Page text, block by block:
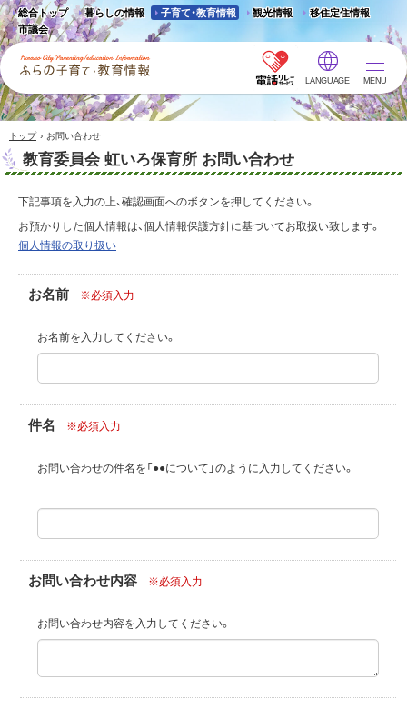
総合トップ 暮らしの情報 子育て・教育情報 観光情報
移住定住情報
市議会
ふらの子育て・教育情報 -
Furano City
Parenting/Education
Information
LANGUAGE MENU
トップ › お問い合わせ
教育委員会 虹いろ保育所 お問い合わせ
下記事項を入力の上、確認画面へのボタンを押してください。
お預かりした個人情報は、個人情報保護方針に基づいてお取扱い致します。
個人情報の取り扱い
お名前 ※必須入力
お名前を入力してください。
件名 ※必須入力
お問い合わせの件名を「●●について」のように入力してください。
お問い合わせ内容 ※必須入力
お問い合わせ内容を入力してください。